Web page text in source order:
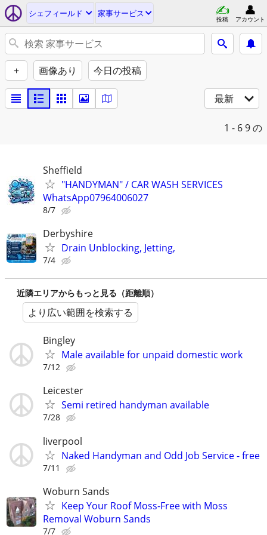
シェフィールド 家事サービス
投稿 アカウント
+ 画像あり 今日の投稿
最新
1 - 69 の
Sheffield
"HANDYMAN" / CAR WASH SERVICES
WhatsApp07964006027
8/7
Derbyshire
Drain Unblocking, Jetting,
7/4
近隣エリアからもっと見る（距離順）
より広い範囲を検索する
Bingley
Male available for unpaid domestic work
7/12
Leicester
Semi retired handyman available
7/28
liverpool
Naked Handyman and Odd Job Service - free
7/11
Woburn Sands
Keep Your Roof Moss-Free with Moss
Removal Woburn Sands
7/7